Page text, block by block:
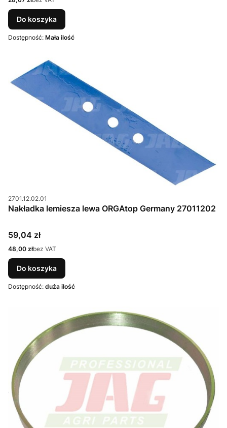
Do koszyka
Dostępność: Mała ilość
Kod produktu
2701.12.02.01
Nakładka lemiesza lewa ORGAtop Germany 27011202
Cena
59,04 zł
Cena
48,00 złbez VAT
Do koszyka
Dostępność: duża ilość